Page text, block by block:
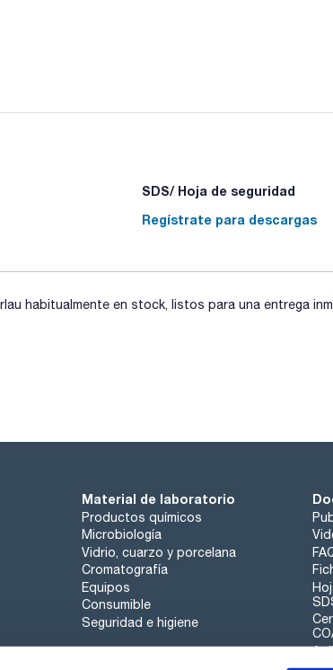
SDS/ Hoja de seguridad
Regístrate para descargas
habitualmente en stock, listos para una entrega
Material de laboratorio
Productos químicos
Microbiología
Vidrio, cuarzo y porcelana
Cromatografía
Equipos
Consumible
Seguridad e higiene